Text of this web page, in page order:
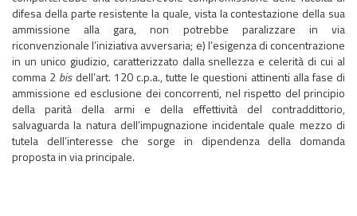
difesa della parte resistente la quale, vista la contestazione della sua
ammissione alla gara, non potrebbe paralizzare in via
riconvenzionale l’iniziativa avversaria; e) l’esigenza di concentrazione
in un unico giudizio, caratterizzato dalla snellezza e celerità di cui al
comma 2 bisdell’art. 120 c.p.a., tutte le questioni attinenti alla fase di
ammissione ed esclusione dei concorrenti, nel rispetto del principio
della parità della armi e della effettività del contraddittorio,
salvaguarda la natura dell’impugnazione incidentale quale mezzo di
tutela dell’interesse che sorge in dipendenza della domanda
proposta in via principale.